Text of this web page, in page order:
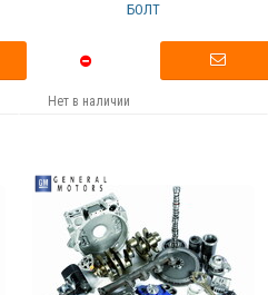
БОЛТ
Нет в наличии